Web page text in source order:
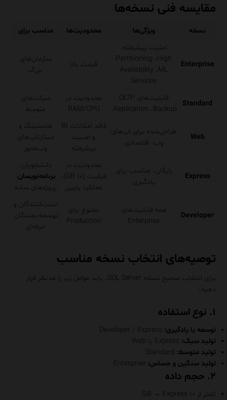
مقایسه فنی نسخه‌ها
نسخه ویژگی‌ها محدودیت‌ها مناسب برای
Enterprise
امنیت پیشرفته،
Partitioning ،High
Availability ،ML
Services
قیمت بالا
سازمان‌های
بزرگ
Standard
قابلیت‌های OLTP
،Replication ،Backup
محدودیت در
RAM/CPU
شرکت‌های
متوسط
Web
طراحی‌شده برای اپ‌های
وب، اقتصادی
فاقد امکانات BI
و امنیت
پیشرفته
هاستینگ و
استارتاپ‌های
وب‌محور
Express
رایگان، مناسب برای
یادگیری
محدودیت در
ظرفیت (۱۰ GB)،
عملکرد پایین
دانشجویان،
برنامه‌نویسان،
پروژه‌های ساده
Developer
همه قابلیت‌های
Enterprise
ممنوع برای
Production
تست‌کنندگان و
توسعه‌دهندگان
حرفه‌ای
توصیه‌های انتخاب نسخه مناسب
برای انتخاب صحیح نسخه SQL Server، باید عوامل زیر را مدنظر قرار
دهید:
۱. نوع استفاده
توسعه یا یادگیری:
تولید سبک:
تولید متوسط:
تولید سنگین و حساس:
۲. حجم داده
کمتر از ۱۰ GB → Express